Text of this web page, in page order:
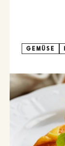
GEMÜSE